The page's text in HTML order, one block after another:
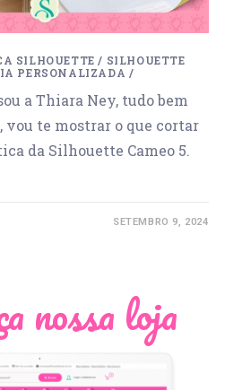
SILHOUETTE / SILHOUETTE
PERSONALIZADA /
a Thiara Ney, tudo bem
vou te mostrar o que cortar
da Silhouette Cameo 5.
SETEMBRO 9, 2024
nossa loja